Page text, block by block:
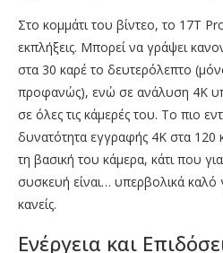
Στο κομμάτι του βίντεο, το 17T
εκπλήξεις. Μπορεί να γράψει
στα 30 καρέ το δευτερόλεπτο
προφανώς), ενώ σε ανάλυση 4K
σε όλες τις κάμερές του. Το πιο
δυνατότητα εγγραφής 4K στα 120
τη βασική του κάμερα, κάτι που
συσκευή είναι… υπερβολικά καλό
κανείς.
Ενέργεια και